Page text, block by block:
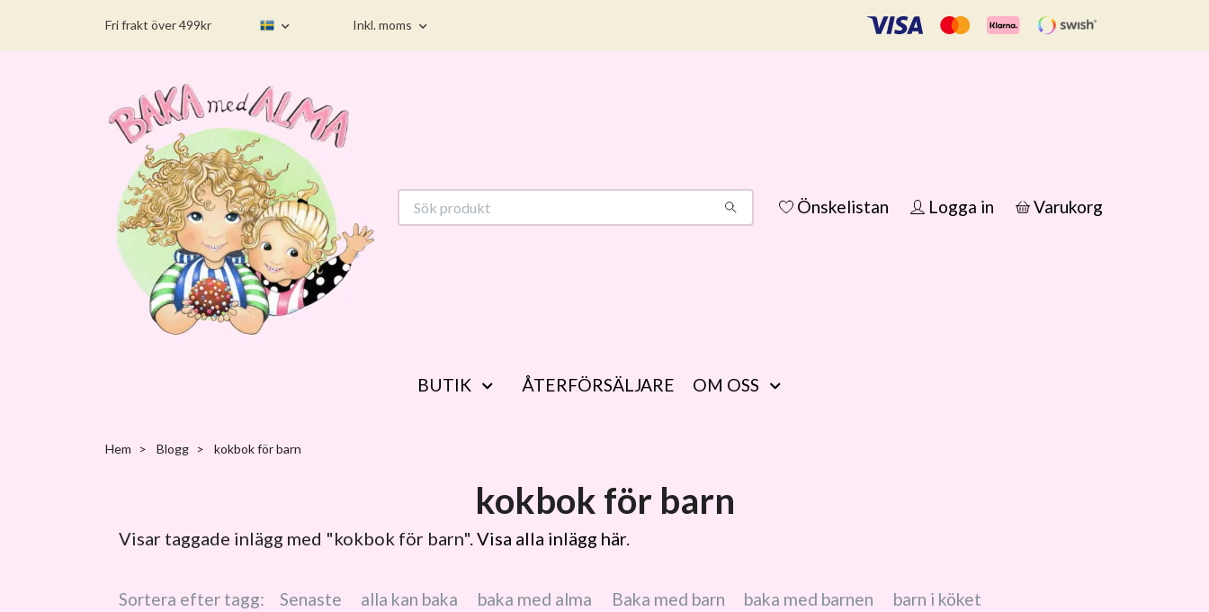
Fri frakt över 499kr Inkl. moms
Önskelistan Logga in Varukorg
BUTIK ÅTERFÖRSÄLJARE OM OSS
Hem Blogg kokbok för barn
kokbok för barn
Visar taggade inlägg med "kokbok för barn".Visa alla inlägg här.
Sortera efter tagg: Senaste alla kan baka baka med alma Baka med barn baka med barnen
barn i köket